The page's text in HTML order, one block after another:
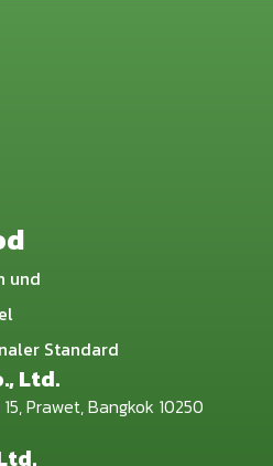
und
Standard
Ltd.
Prawet, Bangkok 10250